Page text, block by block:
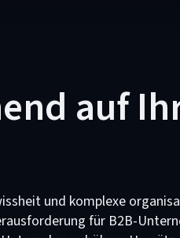
auf
und komplexe
für B2B-